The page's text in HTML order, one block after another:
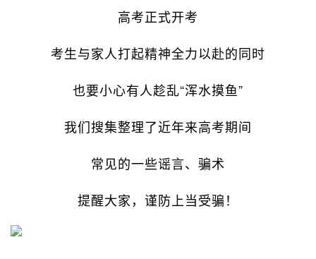
高考正式开考
考生与家人打起精神全力以赴的同时
也要小心有人趁乱“浑水摸鱼”
我们搜集整理了近年来高考期间
常见的一些谣言、骗术
提醒大家，谨防上当受骗！